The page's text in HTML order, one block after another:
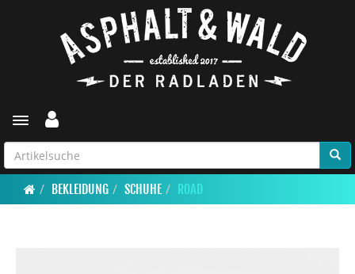
Toggle navigation
BEKLEIDUNG SCHUHE ROAD